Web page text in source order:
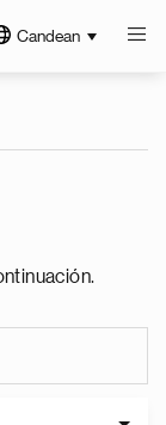
Candean